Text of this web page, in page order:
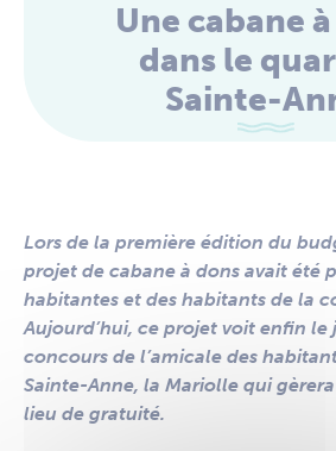
Une cabane
dans le
Sainte-
Lors de la première édition du
projet de cabane à dons avait été
habitantes et des habitants de la
Aujourd’hui, ce projet voit enfin le
concours de l’amicale des
Sainte-Anne, la Mariolle qui
lieu de gratuité.